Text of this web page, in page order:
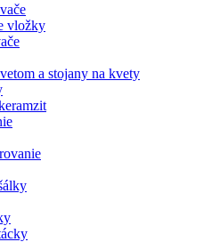
vložky
a stojany na kvety